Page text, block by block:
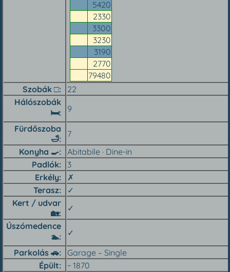
5420
2330
3300
3230
3190
2770
79480
Szobák □
22
Hálószobák
🛏
9
Fürdőszoba
🛁
7
Konyha 🍳︎
Abitabile · Dine-in
Padlók
3
Erkély
✗
Terasz
✓
Kert / udvar
🏡︎
✓
Úszómedence
🏊︎
✓
Parkolás 🚗︎
Garage – Single
Épült
~ 1870